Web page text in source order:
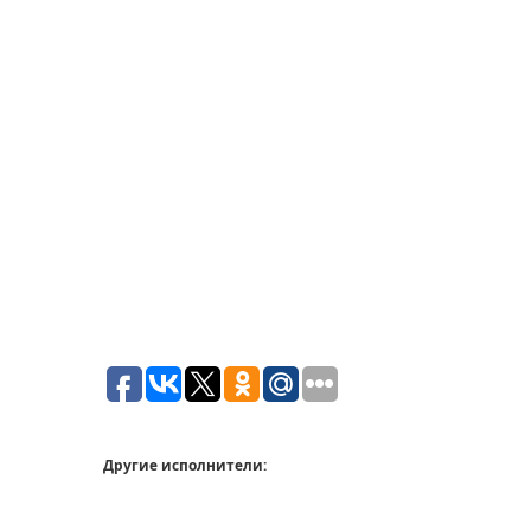
Другие исполнители: